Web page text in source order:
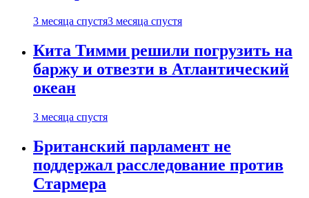
3 месяца спустя3 месяца спустя
Кита Тимми решили погрузить на
баржу и отвезти в Атлантический
океан
3 месяца спустя
Британский парламент не
поддержал расследование против
Стармера